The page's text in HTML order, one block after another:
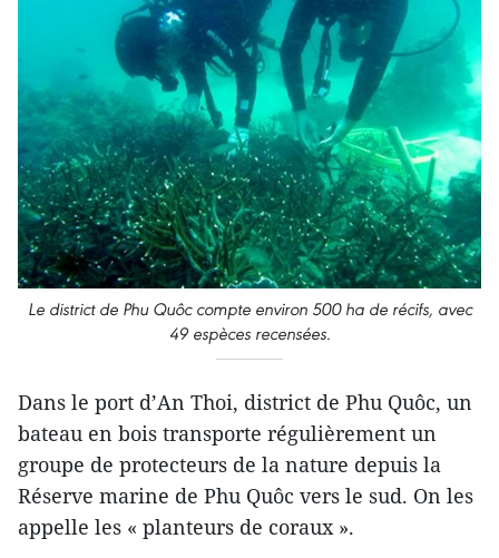
Le district de Phu Quôc compte environ 500 ha de récifs, avec
49 espèces recensées.
Dans le port d’An Thoi, district de Phu Quôc, un
bateau en bois transporte régulièrement un
groupe de protecteurs de la nature depuis la
Réserve marine de Phu Quôc vers le sud. On les
appelle les « planteurs de coraux ».